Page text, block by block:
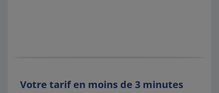
Votre tarif en moins de 3 minutes